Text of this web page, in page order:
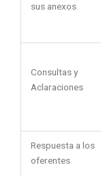
sus anexos
Consultas y
Aclaraciones
Respuesta a los
oferentes